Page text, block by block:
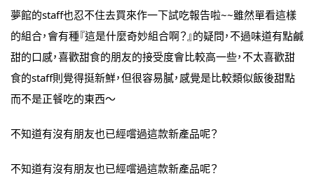
夢館的staff也忍不住去買來作一下試吃報告啦~~雖然單看這樣
的組合，會有種『這是什麼奇妙組合啊？』的疑問，不過味道有點鹹
甜的口感，喜歡甜食的朋友的接受度會比較高一些，不太喜歡甜
食的staff則覺得挺新鮮，但很容易膩，感覺是比較類似飯後甜點
而不是正餐吃的東西～
不知道有沒有朋友也已經嚐過這款新產品呢？
不知道有沒有朋友也已經嚐過這款新產品呢？